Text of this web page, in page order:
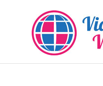
contenuto